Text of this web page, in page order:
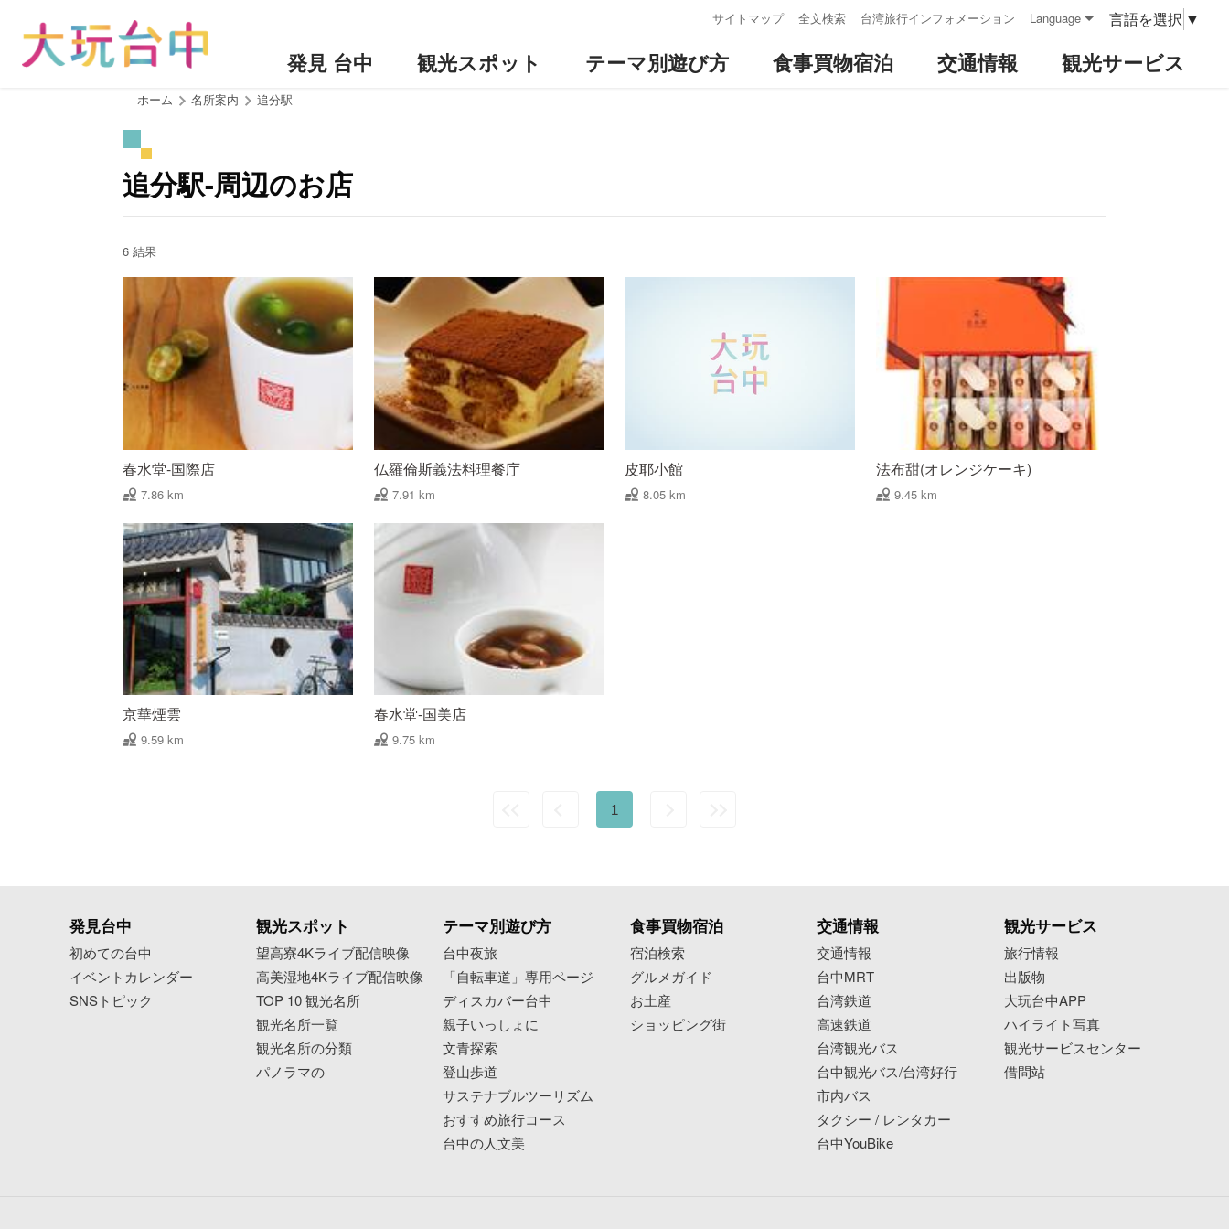
サイトマップ 全文検索 台湾旅行インフォメーション Language 言語を選択 ▼
発見 台中 観光スポット テーマ別遊び方 食事買物宿泊 交通情報 観光サービス
ホーム 名所案内 追分駅
追分駅-周辺のお店
6 結果
春水堂-国際店
7.86 km
仏羅倫斯義法料理餐庁
7.91 km
皮耶小館
8.05 km
法布甜(オレンジケーキ)
9.45 km
京華煙雲
9.59 km
春水堂-国美店
9.75 km
1
発見台中
初めての台中
イベントカレンダー
SNSトピック
観光スポット
望高寮4Kライブ配信映像
高美湿地4Kライブ配信映像
TOP 10 観光名所
観光名所一覧
観光名所の分類
パノラマの
テーマ別遊び方
台中夜旅
「自転車道」専用ページ
ディスカバー台中
親子いっしょに
文青探索
登山歩道
サステナブルツーリズム
おすすめ旅行コース
台中の人文美
食事買物宿泊
宿泊検索
グルメガイド
お土産
ショッピング街
交通情報
交通情報
台中MRT
台湾鉄道
高速鉄道
台湾観光バス
台中観光バス/台湾好行
市内バス
タクシー / レンタカー
台中YouBike
観光サービス
旅行情報
出版物
大玩台中APP
ハイライト写真
観光サービスセンター
借問站